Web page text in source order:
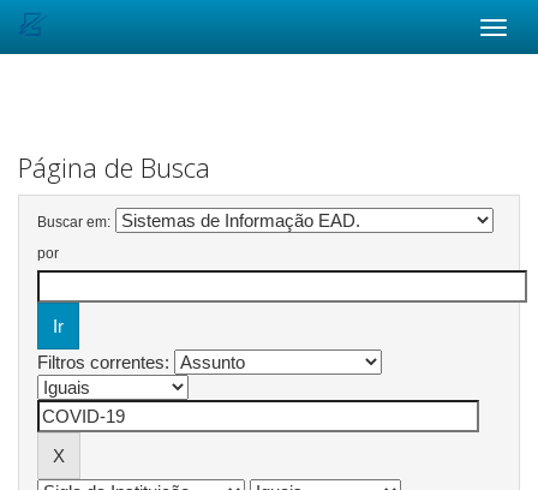
Página de Busca
Buscar em:
por
Filtros correntes: